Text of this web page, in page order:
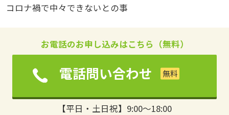
コロナ禍で中々できないとの事
お電話のお申し込みはこちら（無料）
電話問い合わせ
【平日・土日祝】9:00～18:00